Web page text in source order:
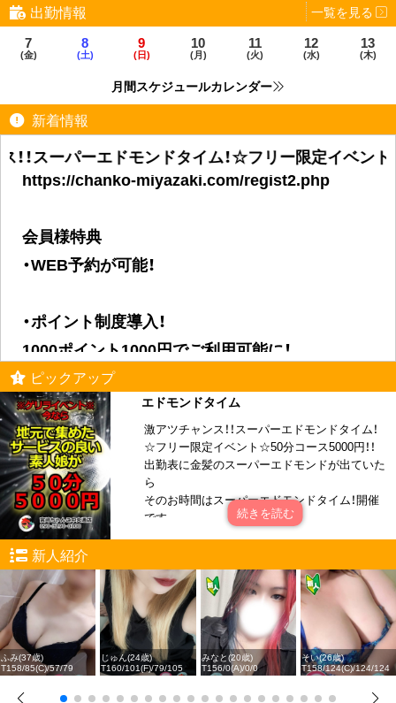
出勤情報 一覧を見る
7
(金)
8
(土)
9
(日)
10
(月)
11
(火)
12
(水)
13
(木)
月間スケジュールカレンダー
新着情報
ーパーエドモンドタイム！☆フリー限定イベント☆50分
オフシャルHPで会員登録が可能！
1分で終わる無料会員登録はこちらから！
https://chanko-miyazaki.com/regist2.php
会員様特典
・WEB予約が可能！
・ポイント制度導入！
1000ポイント1000円でご利用可能に！
・口コミ投稿で2000ポイント付与！
・会員様にのみ紹介する秘密の女の子
・女の子とメッセージでのやりとりが可能！
・会員様にのみ表示される
エッチなパネル写真、写メ日記が閲覧可能！
１分で終わる無料会員登録はこちらから！
https://chanko-miyazaki.com/regist2.php
ピックアップ
エドモンドタイム
激アツチャンス！！スーパーエドモンドタイム！
☆フリー限定イベント☆50分コース5000円！！
出勤表に金髪のスーパーエドモンドが出ていた
ら
そのお時間はスーパーエドモンドタイム！開催
です。
ご指名なしフリーのご案内がなんと！
50分5千円ポッキリ！でごわすっ！
お財布が寂しい時、ちょっとムラムラした時に
ご利用下さい。
2回転3回転もお楽しみいただけます。
※50分フリー限定イベントは、写真指名はでき
ません。
新人紹介
ふみ(37歳)
T158/85(C)/57/79
じゅん(24歳)
T160/101(F)/79/105
みなと(20歳)
T156/0(A)/0/0
そい(26歳)
T158/124(C)/124/124